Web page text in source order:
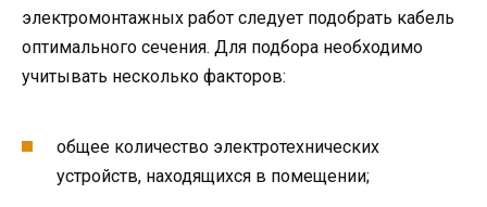
электромонтажных работ следует подобрать кабель
оптимального сечения. Для подбора необходимо
учитывать несколько факторов:
общее количество электротехнических
устройств, находящихся в помещении;